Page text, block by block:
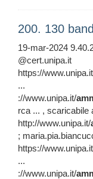
200. 130
19-mar-2024
@cert.unipa.it
https://
...
://www.unipa.it/
rca ... , scaricabile
http://www.unipa.it/
;
https://
...
://www.unipa.it/